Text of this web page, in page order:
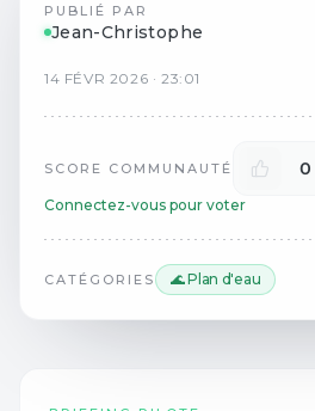
PUBLIÉ PAR
Jean-Christophe
14 FÉVR 2026 ·23:01
SCORE COMMUNAUTÉ 0
Connectez-vous pour voter
CATÉGORIES 🌊 Plan d'eau